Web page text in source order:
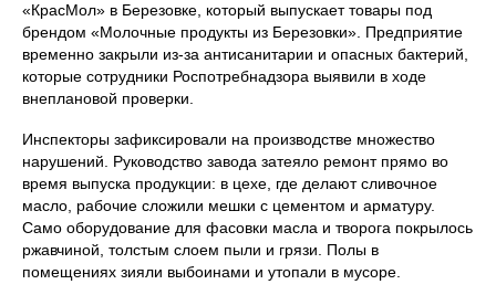
«КрасМол» в Березовке, который выпускает товары под
брендом «Молочные продукты из Березовки». Предприятие
временно закрыли из-за антисанитарии и опасных бактерий,
которые сотрудники Роспотребнадзора выявили в ходе
внеплановой проверки.
Инспекторы зафиксировали на производстве множество
нарушений. Руководство завода затеяло ремонт прямо во
время выпуска продукции: в цехе, где делают сливочное
масло, рабочие сложили мешки с цементом и арматуру.
Само оборудование для фасовки масла и творога покрылось
ржавчиной, толстым слоем пыли и грязи. Полы в
помещениях зияли выбоинами и утопали в мусоре.